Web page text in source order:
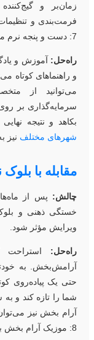
و گیج‌کننده
و تنظیمات
آموزش و یادگیری
راهنماهای کوتاه
از
بر روی
و نتیجه نهایی
مختلفنیز به
با بلوک
پس از ماه‌ها
ذهنی و بلوک
مؤثر شود.
استراحت
به خودتان
یک پیاده‌روی کوتاه
را تازه کند و به شما
بخش نیز می‌توان